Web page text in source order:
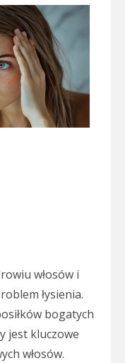
włosów i
łysienia.
bogatych
jest kluczowe
włosów.